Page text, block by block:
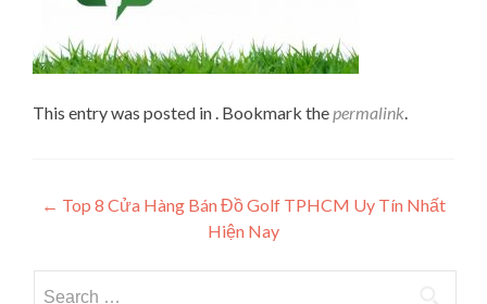
This entry was posted in . Bookmark thepermalink.
Post navigation
← Top 8 Cửa Hàng Bán Đồ Golf TPHCM Uy Tín Nhất
Hiện Nay